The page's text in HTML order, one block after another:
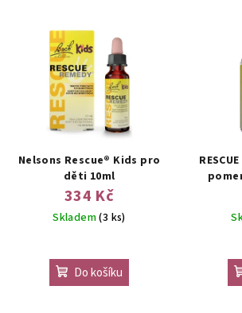
Nelsons Rescue® Kids pro
děti 10ml
334 Kč
Skladem(3 ks)
Do košíku